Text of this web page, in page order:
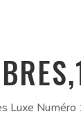
Luxe Numéro